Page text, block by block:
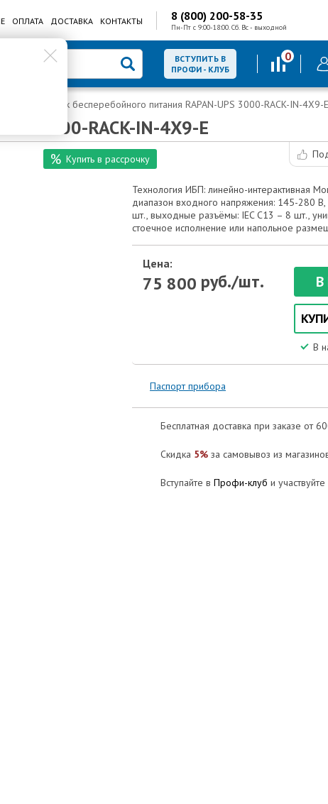
ОПЛАТА ДОСТАВКА КОНТАКТЫ 8 (800) 200-58-35
Пн-Пт с 9:00-18:00. Сб. Вс - выходной
ВСТУПИТЬ В
ПРОФИ - КЛУБ
0
Источник бесперебойного питания RAPAN-UPS 3000-RACK-IN-4X9-E
3000-RACK-IN-4X9-E
Купить в рассрочку
Технология ИБП: линейно-интерактивная
диапазон входного напряжения: 145-280
шт., выходные разъёмы: IEC C13 – 8 шт.,
стоечное исполнение или напольное
Цена:
75 800 руб./шт. В
В
Паспорт прибора
Бесплатная доставка при заказе от
Скидка 5% за самовывоз из
Вступайте в Профи-клуб и